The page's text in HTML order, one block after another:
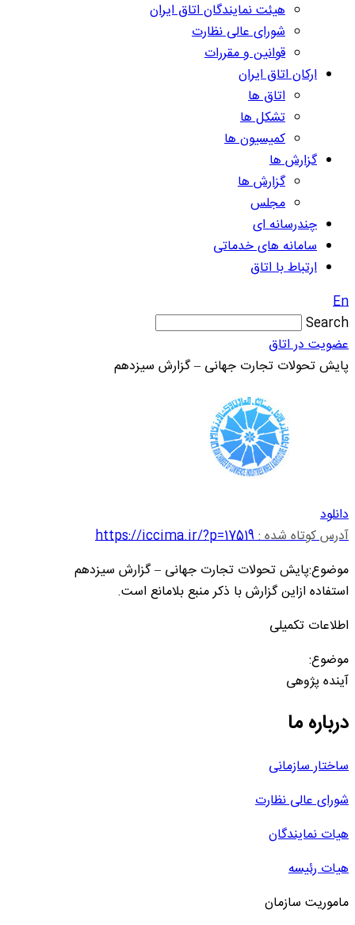
هیئت نمایندگان اتاق ایران
شورای عالی نظارت
قوانین و مقررات
ارکان اتاق ایران
اتاق ها
تشکل ها
کمیسیون ها
گزارش ها
گزارش ها
مجلس
چندرسانه ای
سامانه های خدماتی
ارتباط با اتاق
En
Search
عضویت در اتاق
پایش تحولات تجارت جهانی – گزارش سیزدهم
دانلود
آدرس کوتاه شده :https://iccima.ir/?p=17519
موضوع:پایش تحولات تجارت جهانی – گزارش سیزدهم
استفاده ازاین گزارش با ذکر منبع بلامانع است.
اطلاعات تکمیلی
موضوع:
آینده پژوهی
درباره ما
ساختار سازمانی
شورای عالی نظارت
هیات نمایندگان
هیات رئیسه
ماموریت سازمان